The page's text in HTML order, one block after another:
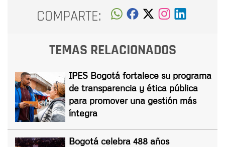
COMPARTE:
TEMAS RELACIONADOS
IPES Bogotá fortalece su programa
de transparencia y ética pública
para promover una gestión más
íntegra
Bogotá celebra 488 años